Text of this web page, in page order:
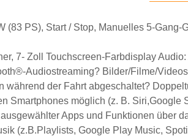
(83 PS), Start / Stop, Manuelles 5-Gang-
7- Zoll Touchscreen-FarbdisplayAudio:
Audiostreaming? Bilder/Filme/
während der Fahrt abgeschaltet?
Smartphones möglich (z. B. Siri,Google
Apps und Funktionen über
(z.B.Playlists, Google Play Music,